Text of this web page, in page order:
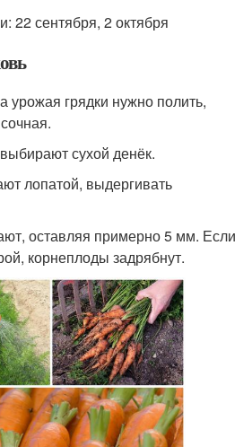
22 сентября, 2 октября
урожая грядки нужно полить,
сухой денёк.
лопатой, выдергивать
оставляя примерно 5 мм. Если
корнеплоды задрябнут.